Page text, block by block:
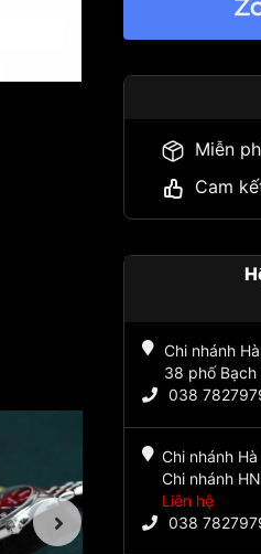
Miễn
Cam
Chi nhánh
38 phố Bạch
038
Chi nhánh
Chi nhánh
Liên hệ
038